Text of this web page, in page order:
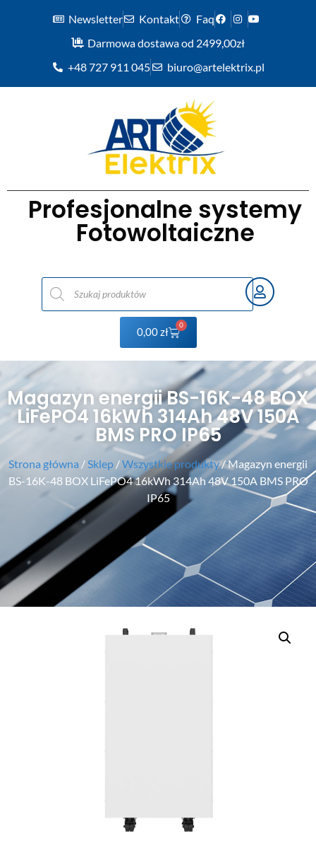
Newsletter Kontakt
Faq
Darmowa dostawa od 2499,00zł
+48 727 911 045
biuro@artelektrix.pl
Profesjonalne systemy
Fotowoltaiczne
0,00zł
0
Magazyn energii BS-16K-48 BOX
LiFePO4 16kWh 314Ah 48V 150A
BMS PRO IP65
Strona główna / Sklep /Wszystkie produkty/ Magazyn energii
BS-16K-48 BOX LiFePO4 16kWh 314Ah 48V 150A BMS PRO
IP65